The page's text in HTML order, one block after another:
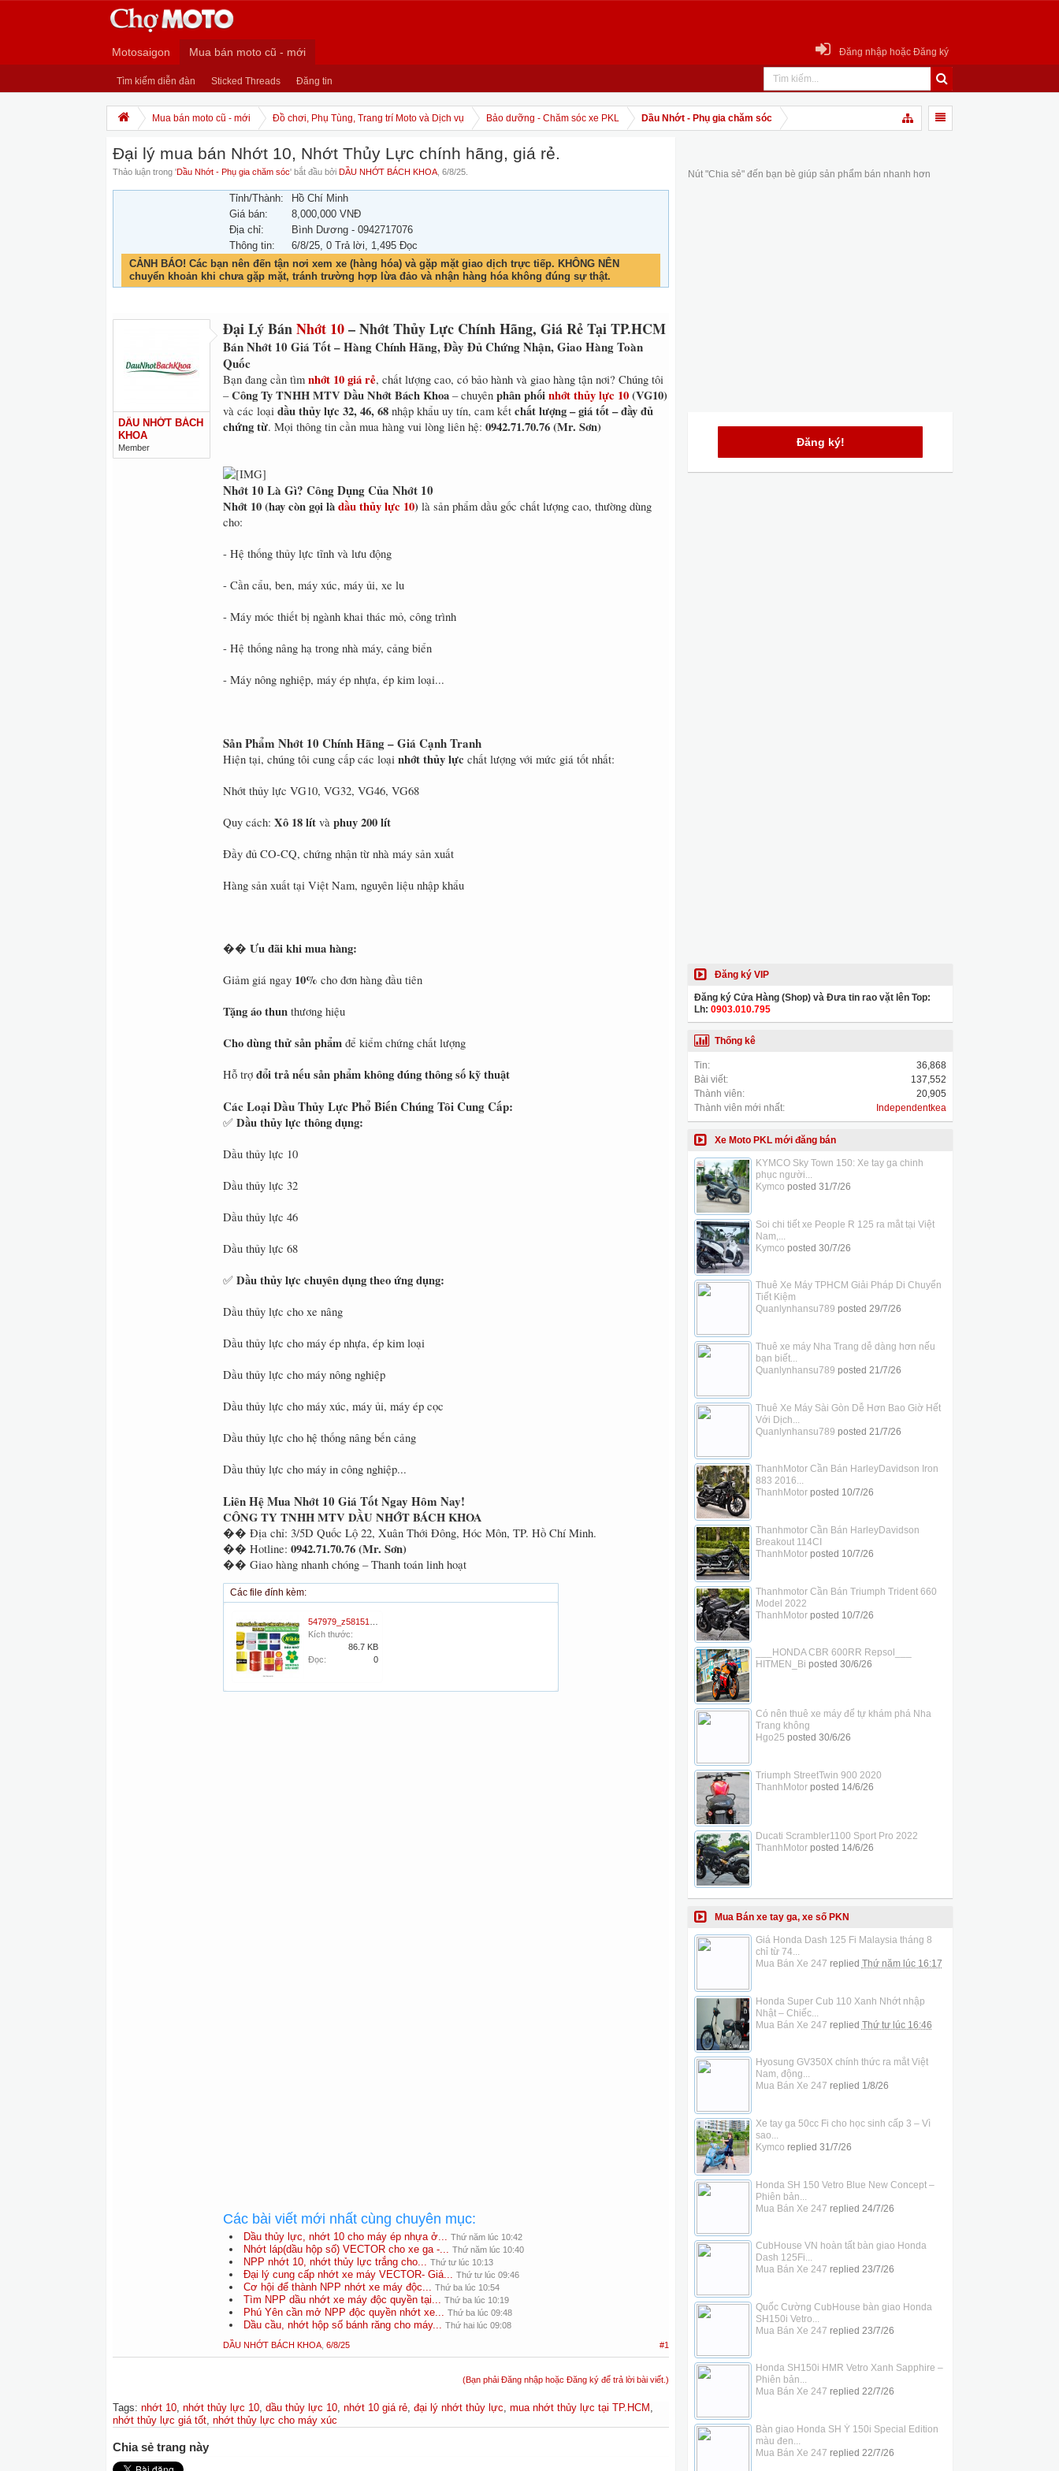
Motosaigon Mua bán moto cũ - mới
Tìm kiếm diễn đàn Sticked Threads Đăng tin
Đăng nhập hoặc Đăng ký
Mua bán moto cũ - mới Đồ chơi, Phụ Tùng, Trang trí Moto và Dịch vụ Bảo dưỡng - Chăm sóc xe PKL Dầu Nhớt - Phụ gia chăm sóc
Đại lý mua bán Nhớt 10, Nhớt Thủy Lực chính hãng, giá rẻ.
Thảo luận trong 'Dầu Nhớt - Phụ gia chăm sóc' bắt đầu bởi DẦU NHỚT BÁCH KHOA 6/8/25
Tỉnh/Thành:
Hồ Chí Minh
Giá bán:
8,000,000 VNĐ
Địa chỉ:
Bình Dương - 0942717076
Thông tin:
6/8/25, 0 Trả lời, 1,495 Đọc
CẢNH BÁO! Các bạn nên đến tận nơi xem xe (hàng hóa) và gặp mặt giao dịch trực tiếp. KHÔNG NÊN
chuyển khoản khi chưa gặp mặt, tránh trường hợp lừa đảo và nhận hàng hóa không đúng sự thật.
DẦU NHỚT BÁCH
KHOA
Member
Đại Lý BánNhớt 10– Nhớt Thủy Lực Chính Hãng, Giá Rẻ Tại TP.HCM
Bán Nhớt 10 Giá Tốt – Hàng Chính Hãng, Đầy Đủ Chứng Nhận, Giao Hàng Toàn
Quốc
Bạn đang cần tìm nhớt 10 giá rẻ, chất lượng cao, có bảo hành và giao hàng tận nơi? Chúng tôi
–Công Ty TNHH MTV Dầu Nhớt Bách Khoa – chuyên phân phốinhớt thủy lực 10(VG10)
và các loại dầu thủy lực 32, 46, 68 nhập khẩu uy tín, cam kết chất lượng – giá tốt – đầy đủ
chứng từ. Mọi thông tin cần mua hàng vui lòng liên hệ: 0942.71.70.76 (Mr. Sơn)
Nhớt 10 Là Gì? Công Dụng Của Nhớt 10
Nhớt 10 (hay còn gọi làdầu thủy lực 10) là sản phẩm dầu gốc chất lượng cao, thường dùng
cho:
- Hệ thống thủy lực tĩnh và lưu động
- Cần cẩu, ben, máy xúc, máy ủi, xe lu
- Máy móc thiết bị ngành khai thác mỏ, công trình
- Hệ thống nâng hạ trong nhà máy, cảng biển
- Máy nông nghiệp, máy ép nhựa, ép kim loại...
Sản Phẩm Nhớt 10 Chính Hãng – Giá Cạnh Tranh
Hiện tại, chúng tôi cung cấp các loại nhớt thủy lực chất lượng với mức giá tốt nhất:
Nhớt thủy lực VG10, VG32, VG46, VG68
Quy cách: Xô 18 lít và phuy 200 lít
Đầy đủ CO-CQ, chứng nhận từ nhà máy sản xuất
Hàng sản xuất tại Việt Nam, nguyên liệu nhập khẩu
�� Ưu đãi khi mua hàng:
Giảm giá ngay 10% cho đơn hàng đầu tiên
Tặng áo thun thương hiệu
Cho dùng thử sản phẩm để kiểm chứng chất lượng
Hỗ trợ đổi trả nếu sản phẩm không đúng thông số kỹ thuật
Các Loại Dầu Thủy Lực Phổ Biến Chúng Tôi Cung Cấp:
✅ Dầu thủy lực thông dụng:
Dầu thủy lực 10
Dầu thủy lực 32
Dầu thủy lực 46
Dầu thủy lực 68
✅ Dầu thủy lực chuyên dụng theo ứng dụng:
Dầu thủy lực cho xe nâng
Dầu thủy lực cho máy ép nhựa, ép kim loại
Dầu thủy lực cho máy nông nghiệp
Dầu thủy lực cho máy xúc, máy ủi, máy ép cọc
Dầu thủy lực cho hệ thống nâng bến cảng
Dầu thủy lực cho máy in công nghiệp...
Liên Hệ Mua Nhớt 10 Giá Tốt Ngay Hôm Nay!
CÔNG TY TNHH MTV DẦU NHỚT BÁCH KHOA
�� Địa chỉ: 3/5D Quốc Lộ 22, Xuân Thới Đông, Hóc Môn, TP. Hồ Chí Minh.
�� Hotline: 0942.71.70.76 (Mr. Sơn)
�� Giao hàng nhanh chóng – Thanh toán linh hoạt
Các file đính kèm:
Kích thước:
86.7 KB
Đọc:
0
Các bài viết mới nhất cùng chuyên mục:
Dầu thủy lực, nhớt 10 cho máy ép nhựa ở... Thứ năm lúc 10:42
Nhớt láp(dầu hộp số) VECTOR cho xe ga -... Thứ năm lúc 10:40
NPP nhớt 10, nhớt thủy lực trắng cho... Thứ tư lúc 10:13
Đại lý cung cấp nhớt xe máy VECTOR- Giá... Thứ tư lúc 09:46
Cơ hội để thành NPP nhớt xe máy độc... Thứ ba lúc 10:54
Tìm NPP dầu nhớt xe máy độc quyền tại... Thứ ba lúc 10:19
Phú Yên cần mở NPP độc quyền nhớt xe... Thứ ba lúc 09:48
Dầu cầu, nhớt hộp số bánh răng cho máy... Thứ hai lúc 09:08
DẦU NHỚT BÁCH KHOA 6/8/25 #1
(Bạn phải Đăng nhập hoặc Đăng ký để trả lời bài viết.)
Tags: nhớt 10, nhớt thủy lực 10, dầu thủy lực 10, nhớt 10 giá rẻ, đại lý nhớt thủy lực, mua nhớt thủy lực tại TP.HCM ,
nhớt thủy lực giá tốt, nhớt thủy lực cho máy xúc
Chia sẻ trang này
Nút "Chia sẻ" đến bạn bè giúp sản phẩm bán nhanh hơn
Đăng ký!
Đăng ký VIP
Đăng ký Cửa Hàng (Shop) và Đưa tin rao vặt lên Top:
Lh: 0903.010.795
Thống kê
Tin:
36,868
Bài viết:
137,552
Thành viên:
20,905
Thành viên mới nhất:
Independentkea
Xe Moto PKL mới đăng bán
KYMCO Sky Town 150: Xe tay ga chinh
phục người...
Kymco posted 31/7/26
Soi chi tiết xe People R 125 ra mắt tại Việt
Nam,...
Kymco posted 30/7/26
Thuê Xe Máy TPHCM Giải Pháp Di Chuyển
Tiết Kiệm
Quanlynhansu789 posted 29/7/26
Thuê xe máy Nha Trang dễ dàng hơn nếu
bạn biết...
Quanlynhansu789 posted 21/7/26
Thuê Xe Máy Sài Gòn Dễ Hơn Bao Giờ Hết
Với Dịch...
Quanlynhansu789 posted 21/7/26
ThanhMotor Cần Bán HarleyDavidson Iron
883 2016...
ThanhMotorposted 10/7/26
Thanhmotor Cần Bán HarleyDavidson
Breakout 114CI
ThanhMotorposted 10/7/26
Thanhmotor Cần Bán Triumph Trident 660
Model 2022
ThanhMotorposted 10/7/26
___HONDA CBR 600RR Repsol___
HITMEN_Bi posted 30/6/26
Có nên thuê xe máy để tự khám phá Nha
Trang không
Hgo25 posted 30/6/26
Triumph StreetTwin 900 2020
ThanhMotorposted 14/6/26
Ducati Scrambler1100 Sport Pro 2022
ThanhMotorposted 14/6/26
Mua Bán xe tay ga, xe số PKN
Giá Honda Dash 125 Fi Malaysia tháng 8
chỉ từ 74...
Mua Bán Xe 247 replied Thứ năm lúc 16:17
Honda Super Cub 110 Xanh Nhớt nhập
Nhật – Chiếc...
Mua Bán Xe 247 replied Thứ tư lúc 16:46
Hyosung GV350X chính thức ra mắt Việt
Nam, động...
Mua Bán Xe 247 replied 1/8/26
Xe tay ga 50cc Fi cho học sinh cấp 3 – Vì
sao...
Kymco replied 31/7/26
Honda SH 150 Vetro Blue New Concept –
Phiên bản...
Mua Bán Xe 247 replied 24/7/26
CubHouse VN hoàn tất bàn giao Honda
Dash 125Fi...
Mua Bán Xe 247 replied 23/7/26
Quốc Cường CubHouse bàn giao Honda
SH150i Vetro...
Mua Bán Xe 247 replied 23/7/26
Honda SH150i HMR Vetro Xanh Sapphire –
Phiên bản...
Mua Bán Xe 247 replied 22/7/26
Bàn giao Honda SH Ý 150i Special Edition
màu đen...
Mua Bán Xe 247 replied 22/7/26